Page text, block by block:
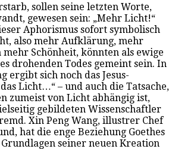
sollen seine letzten Worte,
gewesen sein: „Mehr Licht!“
Aphorismus sofort symbolisch
also mehr Aufklärung, mehr
Schönheit, könnten als ewige
drohenden Todes gemeint sein. In
ergibt sich noch das Jesus-
Licht…“ – und auch die Tatsache,
zumeist von Licht abhängig ist,
gebildeten Wissenschaftler
Xin Peng Wang, illustrer Chef
hat die enge Beziehung Goethes
seiner neuen Kreation